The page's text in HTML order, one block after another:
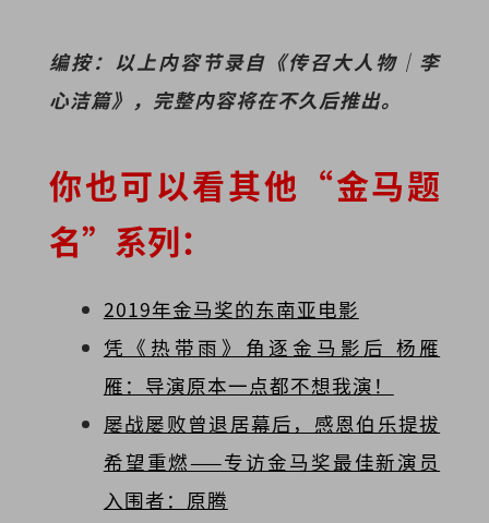
编按：以上内容节录自《传召大人物｜李
心洁篇》，完整内容将在不久后推出。
你也可以看其他“金马题
名”系列：
2019年金马奖的东南亚电影
凭《热带雨》角逐金马影后 杨雁
雁：导演原本一点都不想我演！
屡战屡败曾退居幕后，感恩伯乐提拔
希望重燃——专访金马奖最佳新演员
入围者：原腾